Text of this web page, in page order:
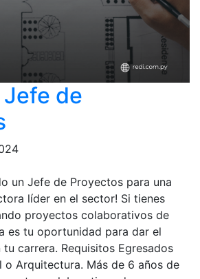
de
un Jefe de Proyectos para una
líder en el sector! Si tienes
proyectos colaborativos de
es tu oportunidad para dar el
carrera. Requisitos Egresados
o Arquitectura. Más de 6 años de